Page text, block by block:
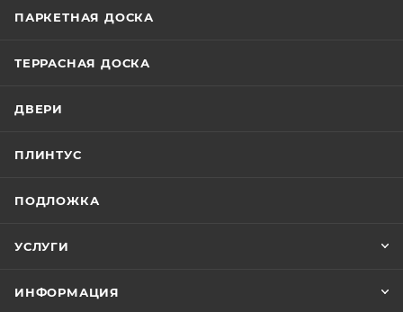
ПАРКЕТНАЯ ДОСКА
ТЕРРАСНАЯ ДОСКА
ДВЕРИ
ПЛИНТУС
ПОДЛОЖКА
УСЛУГИ
ИНФОРМАЦИЯ